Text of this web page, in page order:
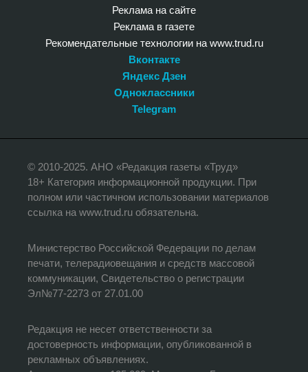
Реклама на сайте
Реклама в газете
Рекомендательные технологии на www.trud.ru
Вконтакте
Яндекс Дзен
Одноклассники
Telegram
© 2010-2025. АНО «Редакция газеты «Труд»
18+ Категория информационной продукции. При
полном или частичном использовании материалов
ссылка на www.trud.ru обязательна.
Министерство Российской Федерации по делам
печати, телерадиовещания и средств массовой
коммуникации, Свидетельство о регистрации
Эл№77-2273 от 27.01.00
Редакция не несет ответственности за
достоверность информации, опубликованной в
рекламных объявлениях.